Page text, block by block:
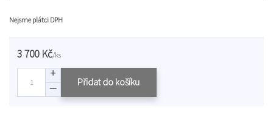
Nejsme plátci DPH
3 700 Kč/ks
Přidat do košíku